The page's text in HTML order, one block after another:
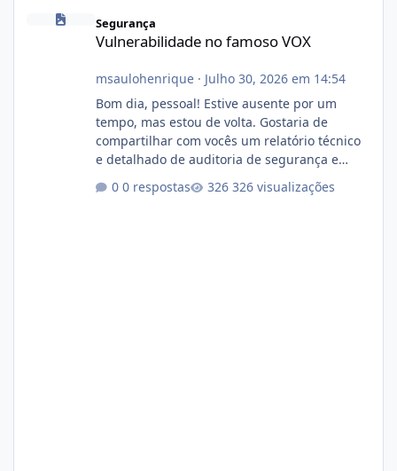
Segurança
Vulnerabilidade no famoso VOX
msaulohenrique· Julho 30, 2026 em 14:54
Bom dia, pessoal! Estive ausente por um
tempo, mas estou de volta. Gostaria de
compartilhar com vocês um relatório técnico
e detalhado de auditoria de segurança e
atualmente em circulação e comercialização
0 respostas 326 visualizações